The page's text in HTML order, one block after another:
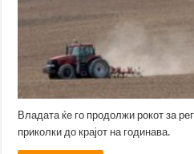
Владата ќе го продолжи рокот за
приколки до крајот на годинава.